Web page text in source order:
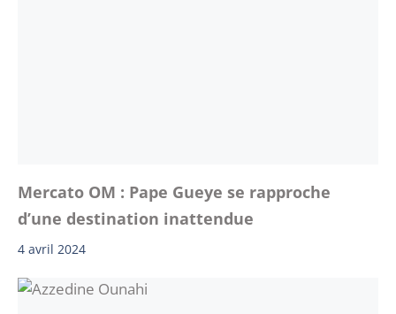
Mercato OM : Pape Gueye se rapproche
d’une destination inattendue
4 avril 2024